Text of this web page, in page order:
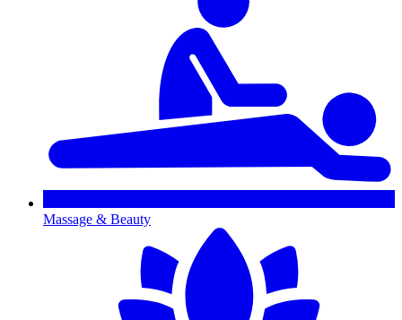
Massage & Beauty